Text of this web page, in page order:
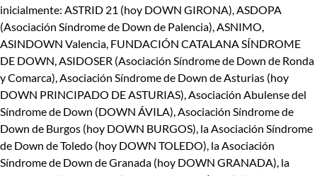
inicialmente: ASTRID 21 (hoy DOWN GIRONA), ASDOPA
(Asociación Síndrome de Down de Palencia), ASNIMO,
ASINDOWN Valencia, FUNDACIÓN CATALANA SÍNDROME
DE DOWN, ASIDOSER (Asociación Síndrome de Down de Ronda
y Comarca), Asociación Síndrome de Down de Asturias (hoy
DOWN PRINCIPADO DE ASTURIAS), Asociación Abulense del
Síndrome de Down (DOWN ÁVILA), Asociación Síndrome de
Down de Burgos (hoy DOWN BURGOS), la Asociación Síndrome
de Down de Toledo (hoy DOWN TOLEDO), la Asociación
Síndrome de Down de Granada (hoy DOWN GRANADA), la